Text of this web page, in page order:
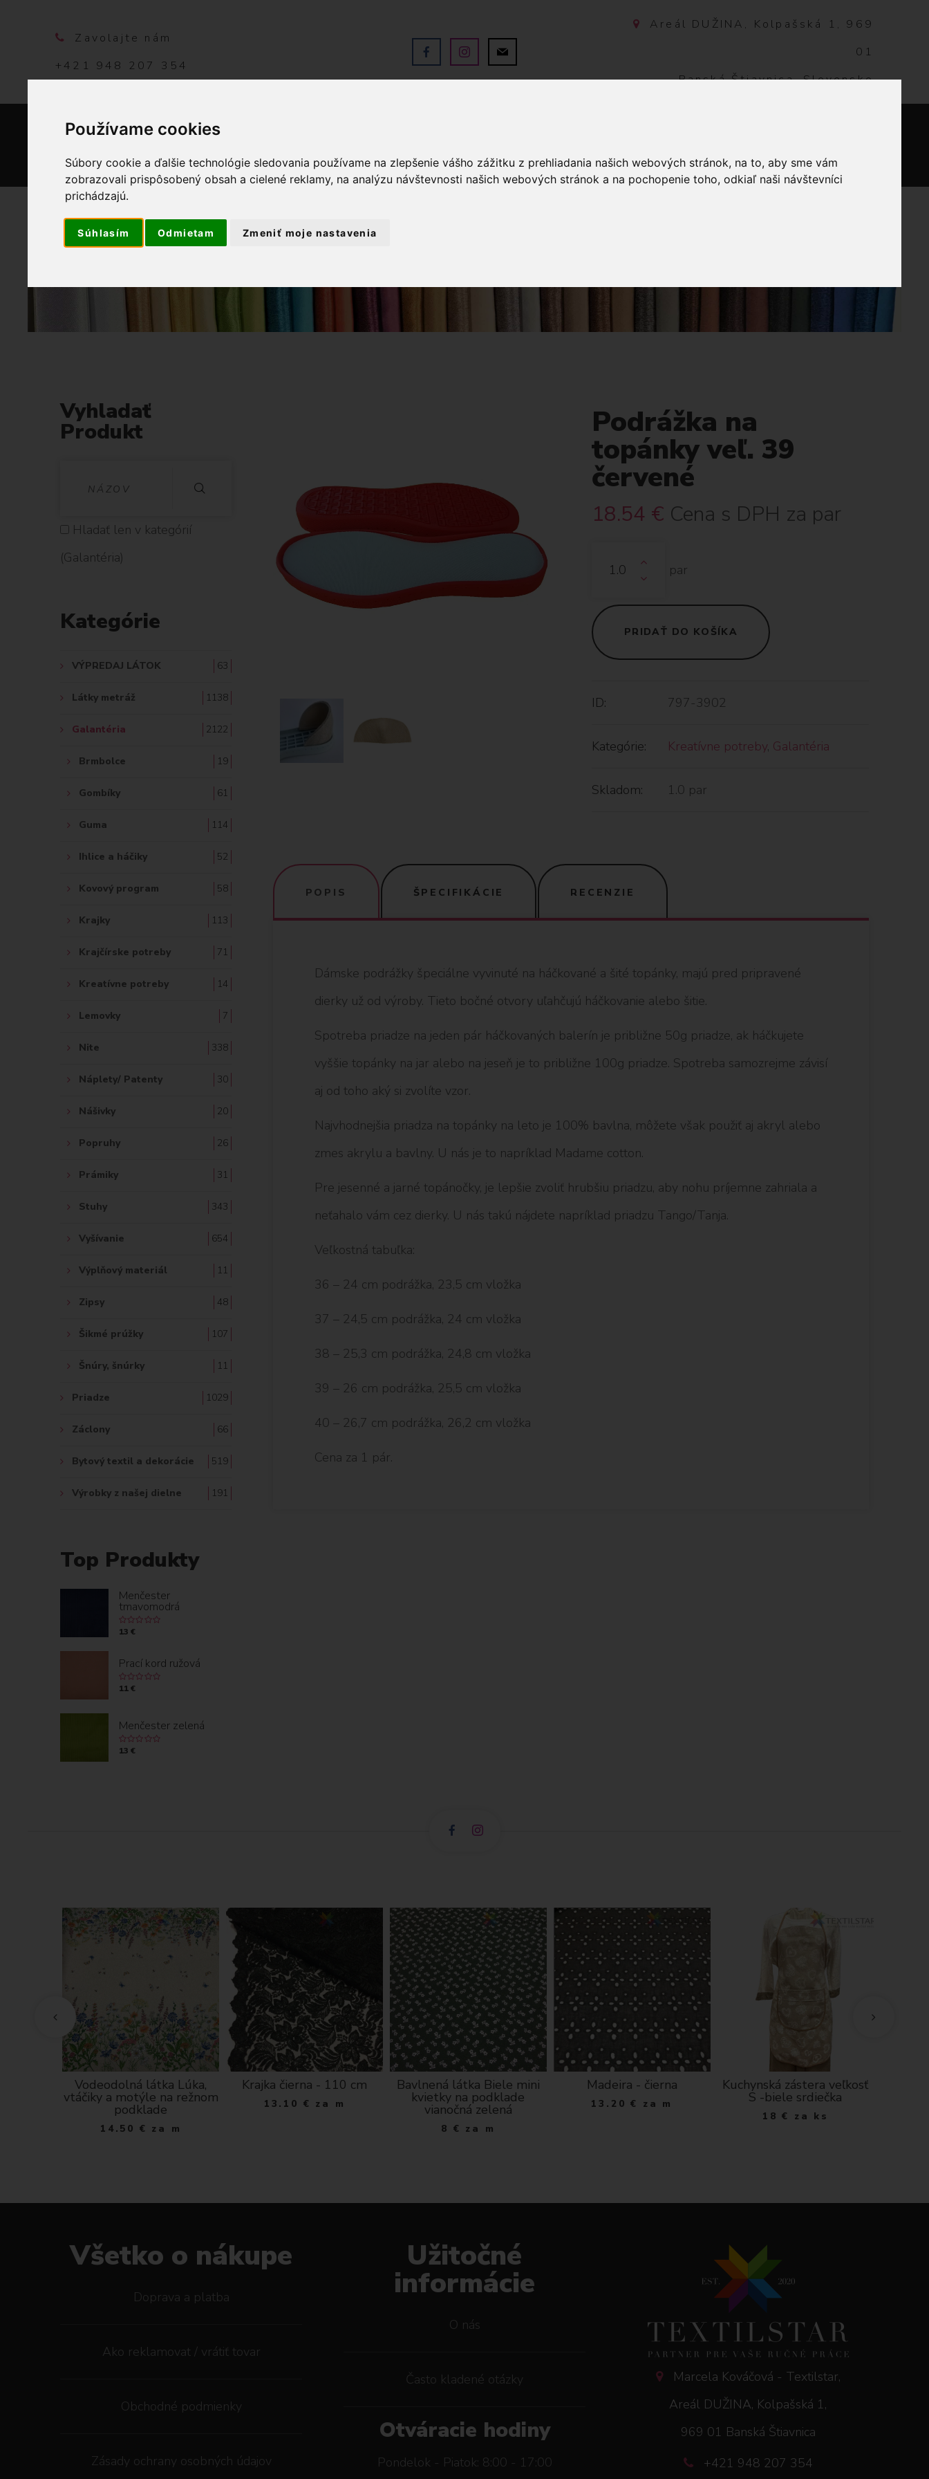
Používame cookies
Súbory cookie a ďalšie technológie sledovania používame na zlepšenie vášho zážitku z prehliadania našich webových stránok, na to, aby sme vám
zobrazovali prispôsobený obsah a cielené reklamy, na analýzu návštevnosti našich webových stránok a na pochopenie toho, odkiaľ naši návštevníci
prichádzajú.
Súhlasím Odmietam Zmeniť moje nastavenia
Zavolajte nám
+421 948 207 354
Areál DUŽINA, Kolpašská 1, 969
01
Banská Štiavnica, Slovensko
Podrážka na
topánky veľ. 39
červené
18.54 € Cena s DPH za par
par
PRIDAŤ DO KOŠÍKA
ID: 797-3902
Kategórie: Kreatívne potreby, Galantéria
Skladom: 1.0 par
POPIS ŠPECIFIKÁCIE RECENZIE
Dámske podrážky špeciálne vyvinuté na háčkované a šité topánky, majú pred pripravené
dierky už od výroby. Tieto bočné otvory uľahčujú háčkovanie alebo šitie.
Spotreba priadze na jeden pár háčkovaných balerín je približne 50g priadze, ak háčkujete
vyššie topánky na jar alebo na jeseň je to približne 100g priadze. Spotreba samozrejme závisí
aj od toho aký si zvolíte vzor.
Najvhodnejšia priadza na topánky na leto je 100% bavlna, môžete však použiť aj akryl alebo
zmes akrylu a bavlny. U nás je to napríklad Madame cotton.
Pre jesenné a jarné topánočky, je lepšie zvoliť hrubšiu priadzu, aby nohu príjemne zahriala a
neťahalo vám cez dierky. U nás takú nájdete napríklad priadzu Tango/Tanja.
Veľkostná tabuľka:
36 – 24 cm podrážka, 23,5 cm vložka
37 – 24,5 cm podrážka, 24 cm vložka
38 – 25,3 cm podrážka, 24,8 cm vložka
39 – 26 cm podrážka, 25,5 cm vložka
40 – 26,7 cm podrážka, 26,2 cm vložka
Cena za 1 pár.
Vyhladať
Produkt
H
L
D
Ť
:
Hladať len v kategórií
(Galantéria)
Kategórie
VÝPREDAJ LÁTOK 63
Látky metráž 1138
Galantéria 2122
Brmbolce 19
Gombíky 61
Guma 114
Ihlice a háčiky 52
Kovový program 58
Krajky 113
Krajčírske potreby 71
Kreatívne potreby 14
Lemovky 7
Nite 338
Náplety/ Patenty 30
Nášivky 20
Popruhy 26
Prámiky 31
Stuhy 343
Vyšívanie 654
Výplňový materiál 11
Zipsy 48
Šikmé prúžky 107
Šnúry, šnúrky 11
Priadze 1029
Záclony 66
Bytový textil a dekorácie 519
Výrobky z našej dielne 191
Top Produkty
Menčester
tmavomodrá
13 €
Prací kord ružová
11 €
Menčester zelená
13 €
Vodeodolná látka Lúka,
vtáčiky a motýle na režnom
podklade
14.50 € za m
Krajka čierna - 110 cm
13.10 € za m
Bavlnená látka Biele mini
kvietky na podklade
vianočná zelená
8 € za m
Madeira - čierna
13.20 € za m
Kuchynská zástera veľkosť
S -biele srdiečka
18 € za ks
Marcela Kováčová - Textilstar,
Areál DUŽINA, Kolpašská 1,
969 01 Banská Štiavnica
+421 948 207 354
Všetko o nákupe
Doprava a platba
Ako reklamovat / vrátiť tovar
Obchodné podmienky
Zásady ochrany osobných údajov
Užitočné
informácie
O nás
Často kladené otázky
Otváracie hodiny
Pondelok - Piatok: 8:00 - 17:00